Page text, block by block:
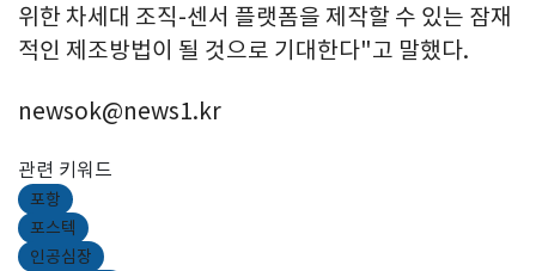
위한 차세대 조직-센서 플랫폼을 제작할 수 있는 잠재
적인 제조방법이 될 것으로 기대한다"고 말했다.
newsok@news1.kr
관련 키워드
포항
포스텍
인공심장